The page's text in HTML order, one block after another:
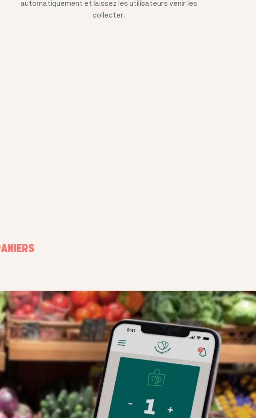
automatiquement et laissez les utilisateurs venir les
collecter.
inscrire
à
Paniers
de
ÉTAPE 2
Les utilisateurs ouvrent l'application et peuvent
maintenant voir votre magasin sur la carte et réserver
votre Panier Surprise pour le récupérer.